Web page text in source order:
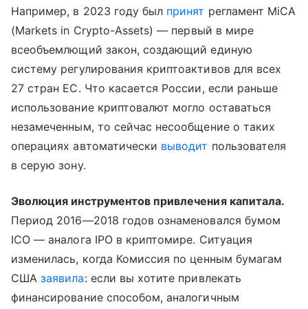
Например, в 2023 году был принят регламент MiCA
(Markets in Crypto-Assets) — первый в мире
всеобъемлющий закон, создающий единую
систему регулирования криптоактивов для всех
27 стран ЕС. Что касается России, если раньше
использование криптовалют могло оставаться
незамеченным, то сейчас несообщение о таких
операциях автоматически выводит пользователя
в серую зону.
Эволюция инструментов привлечения капитала.
Период 2016—2018 годов ознаменовался бумом
ICO — аналога IPO в криптомире. Ситуация
изменилась, когда Комиссия по ценным бумагам
СШАзаявила: если вы хотите привлекать
финансирование способом, аналогичным